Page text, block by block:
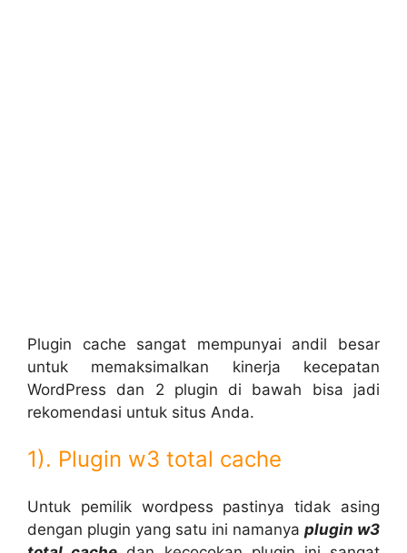
Plugin cache sangat mempunyai andil besar
untuk memaksimalkan kinerja kecepatan
WordPress dan 2 plugin di bawah bisa jadi
rekomendasi untuk situs Anda.
1). Plugin w3 total cache
Untuk pemilik wordpess pastinya tidak asing
dengan plugin yang satu ini namanya plugin w3